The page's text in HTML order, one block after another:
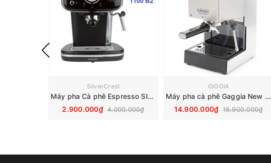
SilverCrest
Máy pha Cà phê Espresso SILVERCREST - SEMS 1100 B2
2.900.000₫ 4.000.000₫
GIGGIA
Máy pha cà phê Gaggia New Classic
14.900.000₫ 16.900.000₫